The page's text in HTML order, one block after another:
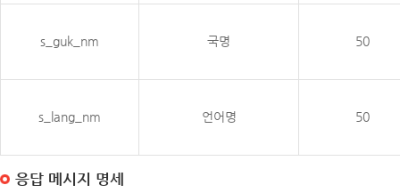
s_guk_nm 국명 50
s_lang_nm 언어명 50
응답 메시지 명세